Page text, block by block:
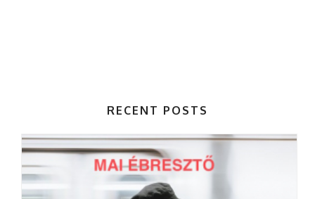
RECENT POSTS